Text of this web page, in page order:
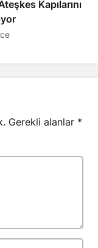
Kapılarını
Gerekli alanlar *